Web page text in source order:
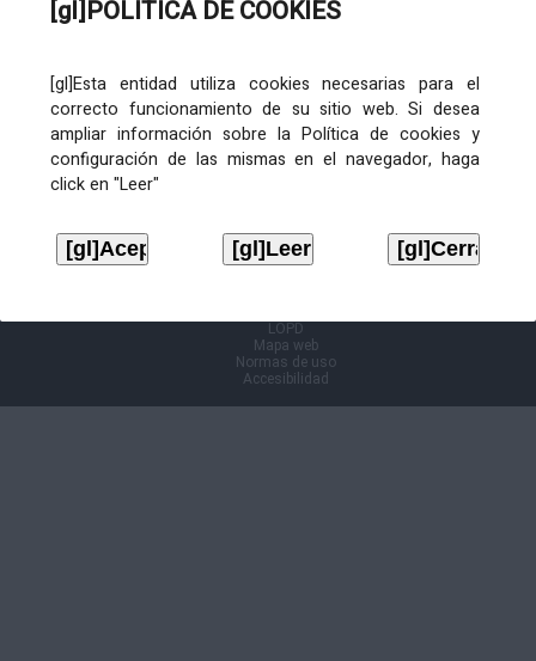
[gl]POLÍTICA DE COOKIES
[gl]Esta entidad utiliza cookies necesarias para el
correcto funcionamiento de su sitio web. Si desea
ampliar información sobre la Política de cookies y
configuración de las mismas en el navegador, haga
click en "Leer"
LOPD
Mapa web
Normas de uso
Accesibilidad